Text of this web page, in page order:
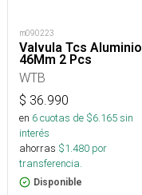
m090223
Valvula Tcs Aluminio
46Mm 2 Pcs
WTB
$ 36.990
en 6cuotas de $6.165sin
interés
ahorras $1.480 por
transferencia.
Disponible